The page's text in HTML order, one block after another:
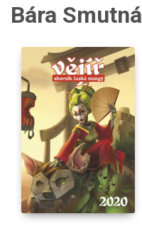
Bára Smutná